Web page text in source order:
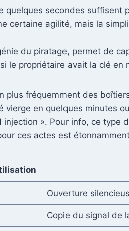
quelques secondes suffisent
certaine agilité, mais la
du piratage, permet de
le propriétaire avait la clé
fréquemment des
en quelques minutes
». Pour info, ce type
ces actes est
Ouverture
Copie du signal de